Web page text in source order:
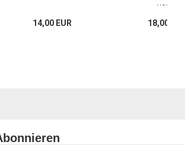
14,00 EUR
von 2
18,00